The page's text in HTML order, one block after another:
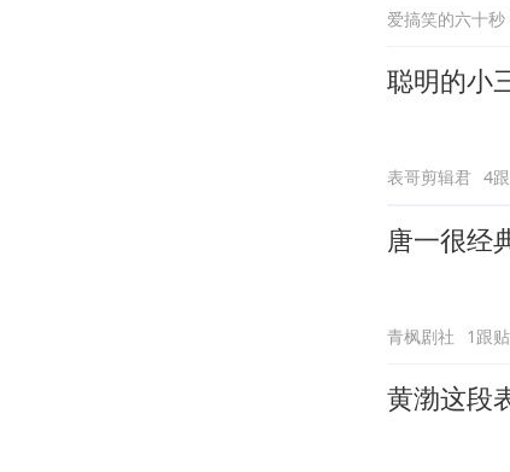
爱搞笑的六十秒
聪明的小
表哥剪辑君 4
唐一很经
青枫剧社 1跟贴
黄渤这段